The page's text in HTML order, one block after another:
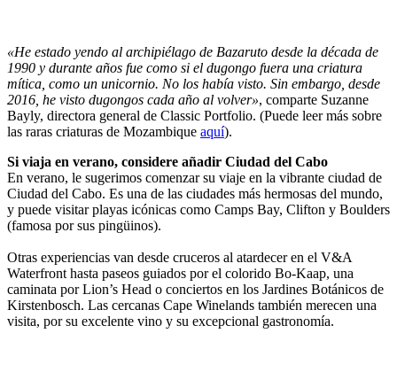
«He estado yendo al archipiélago de Bazaruto desde la década de
1990 y durante años fue como si el dugongo fuera una criatura
mítica, como un unicornio. No los había visto. Sin embargo, desde
2016, he visto dugongos cada año al volver», comparte Suzanne
Bayly, directora general de Classic Portfolio. (Puede leer más sobre
las raras criaturas de Mozambique aquí).
Si viaja en verano, considere añadir Ciudad del Cabo
En verano, le sugerimos comenzar su viaje en la vibrante ciudad de
Ciudad del Cabo. Es una de las ciudades más hermosas del mundo,
y puede visitar playas icónicas como Camps Bay, Clifton y Boulders
(famosa por sus pingüinos).
Otras experiencias van desde cruceros al atardecer en el V&A
Waterfront hasta paseos guiados por el colorido Bo-Kaap, una
caminata por Lion’s Head o conciertos en los Jardines Botánicos de
Kirstenbosch. Las cercanas Cape Winelands también merecen una
visita, por su excelente vino y su excepcional gastronomía.